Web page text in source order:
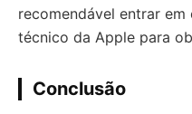
recomendável entrar
técnico da Apple para
Conclusão